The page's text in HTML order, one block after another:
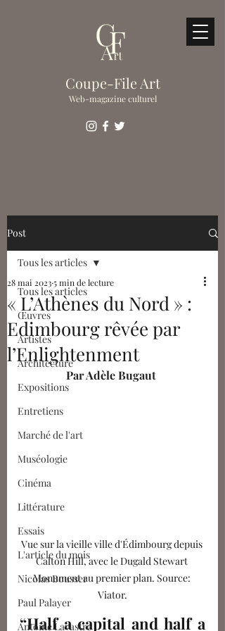
Coupe-File Art
Web-magazine culturel
Post
Tous les articles
Œuvres
Artistes
Architecture
Expositions
Entretiens
Marché de l'art
Muséologie
Cinéma
Littérature
Essais
L'article du mois
Nicolas Bousser
Paul Palayer
Antoine Lavastre
Tous les articles
« L’Athènes du Nord » :
Edimbourg rêvée par
l’Enlightenment
28 mai 20235 min de lecture
Par Adèle Bugaut
Vue sur la vieille ville d'Édimbourg depuis
Calton Hill, avec le Dugald Stewart
Monument au premier plan. Source:
Viator.
“Half a capital and half a